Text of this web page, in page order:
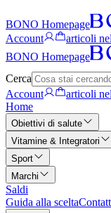
BONO Homepage
Account
articoli
BONO Homepage
Cerca
Account
articoli
Home
Obiettivi di salute
Vitamine & Integratori
Sport
Marchi
Saldi
Guida alla scelta